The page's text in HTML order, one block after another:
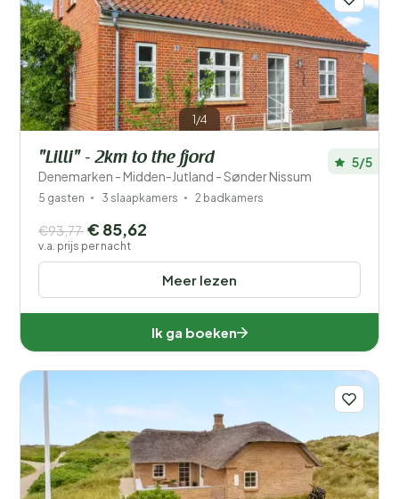
Je vakantie
Wanneer?
Aantal gasten?
1
Prijs
Ligging
Filters opslaan
1/4
"Lilli" - 2km to the fjord
Denemarken - Midden-Jutland - Sønder Nissum
5/5
5 gasten 3 slaapkamers 2 badkamers
Meer lezen
€93,77 € 85,62
v.a. prijs per nacht
Ik ga boeken